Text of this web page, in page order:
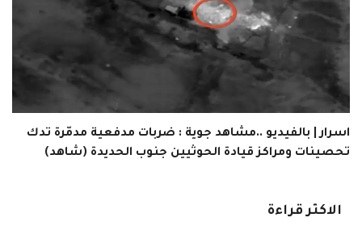
اسرار | بالفيديو ..مشاهد جوية : ضربات مدفعية مدمّرة تدك
تحصينات ومراكز قيادة الحوثيين جنوب الحديدة (شاهد)
الاكثر قراءة